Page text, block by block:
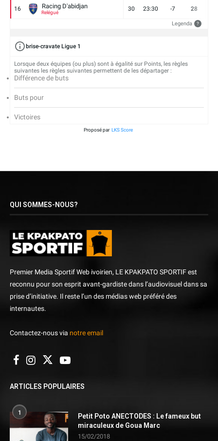
16 Racing D'abidjan
Relégué
30 23:30 -7 28
Legenda ?
brise-cravate Ligue 1
Lorsque deux équipes (ou plus) sont à égalité sur Points, les règles
suivantes les règles suivantes permettent de les départager :
Différence de buts
Buts pour
Victoires
Proposé par LKS Score
QUI SOMMES-NOUS?
Premier Media Sportif Web ivoirien, LE KPAKPATO SPORTIF est
reconnu pour son esprit avant-gardiste dans l’audiovisuel dans sa
prise d’initiative. Il reste l’un des médias web préféré des
internautes.
Contactez-nous via notre email
ARTICLES POPULAIRES
1
Petit Poto ANECTODES : Le fameux but
miraculeux de Goua Marc
15/02/2018